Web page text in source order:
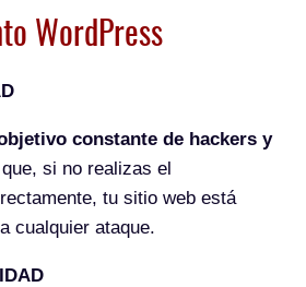
WordPress
constante de hackers y
si no realizas el
tu sitio web está
cualquier ataque.